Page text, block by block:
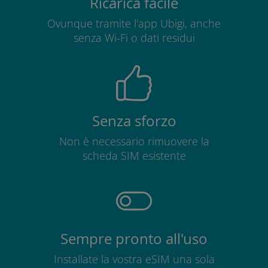
Ovunque tramite l'app Ubigi, anche
senza Wi-Fi o dati residui
Senza sforzo
Non è necessario rimuovere la
scheda SIM esistente
Sempre pronto all'uso
Installate la vostra eSIM una sola